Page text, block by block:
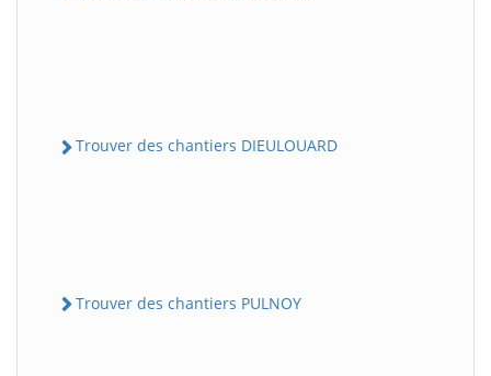
Trouver des chantiers DIEULOUARD
Trouver des chantiers PULNOY